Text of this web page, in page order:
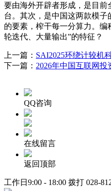
要由海外开辟者形成，是目
台。其次，是中国这两款模子
的要素，榨干每一分算力。编
轮迭代、大量输出”的特征？
上一篇： SAI2025环绕计较机
下一篇： 2026年中国互联网投
QQ咨询
在线留言
返回顶部
工作日9:00 - 18:00 拨打 028-